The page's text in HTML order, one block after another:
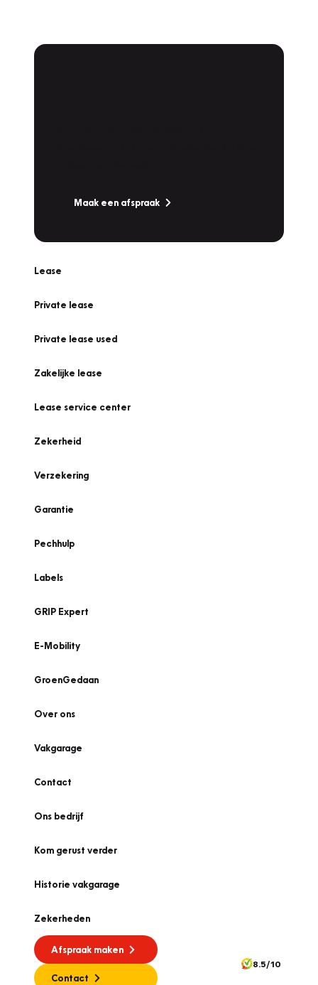
Maak een afspraak
Lease
Private lease
Private lease used
Zakelijke lease
Lease service center
Zekerheid
Verzekering
Garantie
Pechhulp
Labels
GRIP Expert
E-Mobility
GroenGedaan
Over ons
Vakgarage
Contact
Ons bedrijf
Kom gerust verder
Historie vakgarage
Zekerheden
Afspraak maken
Contact
8.5/10